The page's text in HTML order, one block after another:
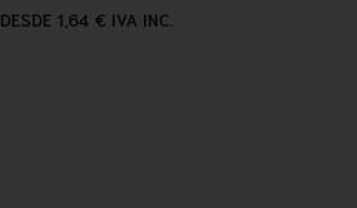
DESDE 1,64 € IVA INC.